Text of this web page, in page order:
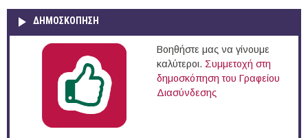
ΔΗΜΟΣΚΌΠΗΣΗ
Βοηθήστε μας να γίνουμε
καλύτεροι. Συμμετοχή στη
δημοσκόπηση του Γραφείου
Διασύνδεσης